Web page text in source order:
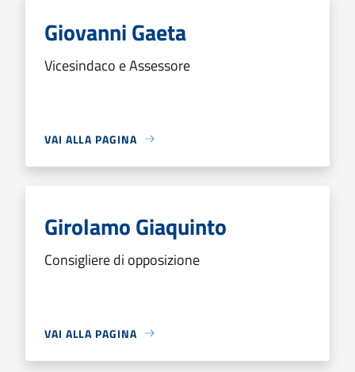
Giovanni Gaeta
Vicesindaco e Assessore
VAI ALLA PAGINA
Girolamo Giaquinto
Consigliere di opposizione
VAI ALLA PAGINA